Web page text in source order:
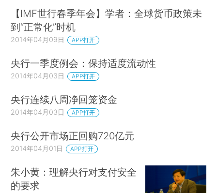
【IMF世行春季年会】学者：全球货币政策未
到“正常化”时机
2014年04月09日 APP打开
央行一季度例会：保持适度流动性
2014年04月03日 APP打开
央行连续八周净回笼资金
2014年04月03日 APP打开
央行公开市场正回购720亿元
2014年04月01日 APP打开
朱小黄：理解央行对支付安全
的要求